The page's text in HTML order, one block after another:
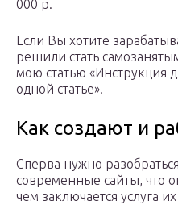
000 р.
Если Вы хотите
решили стать
мою статью «Инструкция
одной статье».
Как создают и
Сперва нужно
современные сайты, что
чем заключается услуга